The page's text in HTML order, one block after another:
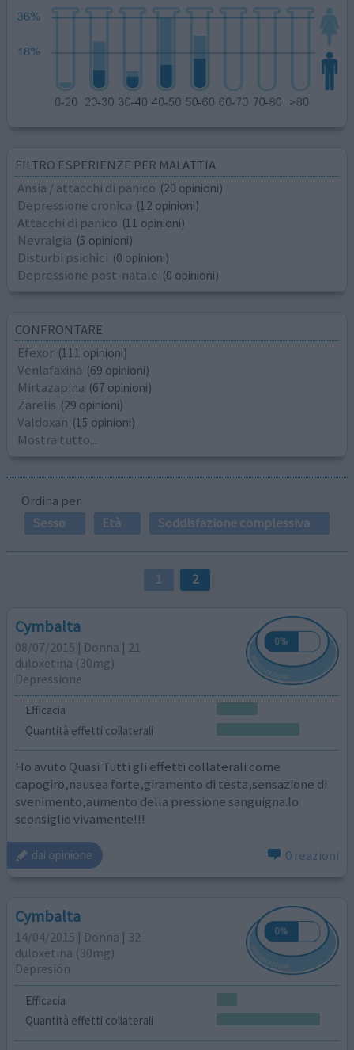
FILTRO ESPERIENZE PER MALATTIA
Ansia / attacchi di panico (20 opinioni)
Depressione cronica (12 opinioni)
Attacchi di panico (11 opinioni)
Nevralgia (5 opinioni)
Disturbi psichici (0 opinioni)
Depressione post-natale (0 opinioni)
CONFRONTARE
Efexor (111 opinioni)
Venlafaxina (69 opinioni)
Mirtazapina (67 opinioni)
Zarelis (29 opinioni)
Valdoxan (15 opinioni)
Mostra tutto...
Ordina per
Sesso
Età Soddisfazione complessiva
1 2
Cymbalta
08/07/2015 | Donna | 21
duloxetina (30mg)
Depressione
Efficacia
Quantità effetti collaterali
Ho avuto Quasi Tutti gli effetti collaterali come
capogiro,nausea forte,giramento di testa,sensazione di
svenimento,aumento della pressione sanguigna.lo
sconsiglio vivamente!!!
dai opinione 0 reazioni
Cymbalta
14/04/2015 | Donna | 32
duloxetina (30mg)
Depresión
Efficacia
Quantità effetti collaterali